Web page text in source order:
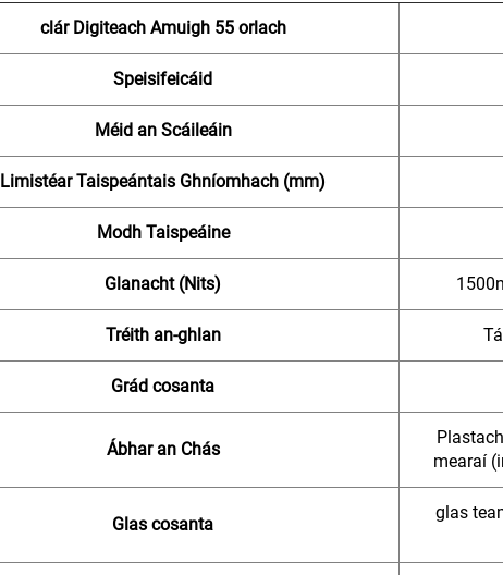
clár Digiteach Amuigh 55 orlach
Speisifeicáid
Méid an Scáileáin
Limistéar Taispeántais Ghníomhach (mm)
Modh Taispeáine
Glanacht (Nits)
Tréith an-ghlan
Grád cosanta
Ábhar an Chás
mearaí
Glas cosanta
glas